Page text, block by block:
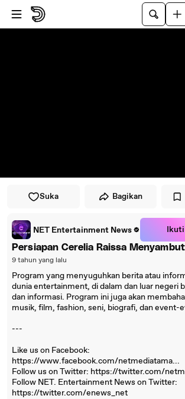
Lewati ke pemutar
Lewatkan ke konten utama
Suka Bagikan
NET Entertainment News Ikuti
Persiapan Cerelia Raissa
9 tahun yang lalu
Program yang menyuguhkan berita atau
dunia entertainment, di dalam dan luar negeri
dan informasi. Program ini juga akan
musik, film, fashion, seni, biografi, dan event-
---
Like us on Facebook:
https://www.facebook.com/netmediatama...
Follow us on Twitter: https://twitter.com/
Follow NET. Entertainment News on Twitter:
https://twitter.com/enews_net